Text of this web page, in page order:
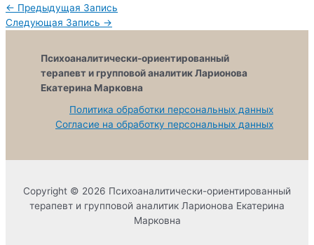
← Предыдущая Запись
Следующая Запись →
Психоаналитически-ориентированный
терапевт и групповой аналитик Ларионова
Екатерина Марковна
Политика обработки персональных данных
Согласие на обработку персональных данных
Copyright © 2026 Психоаналитически-ориентированный
терапевт и групповой аналитик Ларионова Екатерина
Марковна